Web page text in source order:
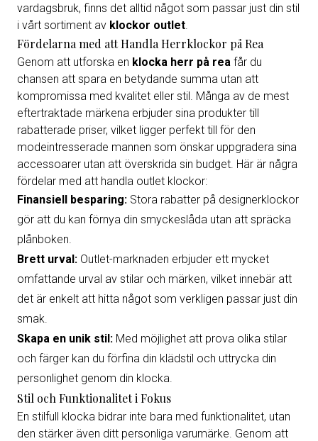
vardagsbruk, finns det alltid något som passar just din stil
i vårt sortiment av klockor outlet.
Fördelarna med att Handla Herrklockor på Rea
Genom att utforska en klocka herr på rea får du
chansen att spara en betydande summa utan att
kompromissa med kvalitet eller stil. Många av de mest
eftertraktade märkena erbjuder sina produkter till
rabatterade priser, vilket ligger perfekt till för den
modeintresserade mannen som önskar uppgradera sina
accessoarer utan att överskrida sin budget. Här är några
fördelar med att handla outlet klockor:
Finansiell besparing: Stora rabatter på designerklockor
gör att du kan förnya din smyckeslåda utan att spräcka
plånboken.
Brett urval: Outlet-marknaden erbjuder ett mycket
omfattande urval av stilar och märken, vilket innebär att
det är enkelt att hitta något som verkligen passar just din
smak.
Skapa en unik stil: Med möjlighet att prova olika stilar
och färger kan du förfina din klädstil och uttrycka din
personlighet genom din klocka.
Stil och Funktionalitet i Fokus
En stilfull klocka bidrar inte bara med funktionalitet, utan
den stärker även ditt personliga varumärke. Genom att